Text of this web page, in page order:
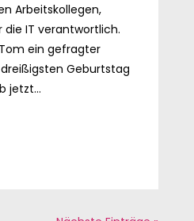
Arbeitskollegen,
IT verantwortlich.
ein gefragter
Geburtstag
jetzt...